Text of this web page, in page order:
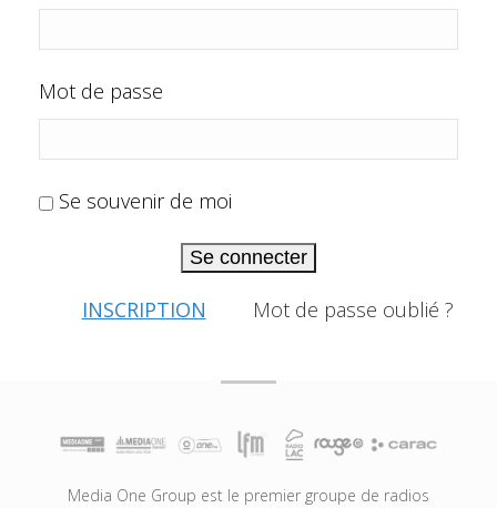
Mot de passe
Se souvenir de moi
Se connecter
INSCRIPTION Mot de passe oublié ?
Media One Group est le premier groupe de radios